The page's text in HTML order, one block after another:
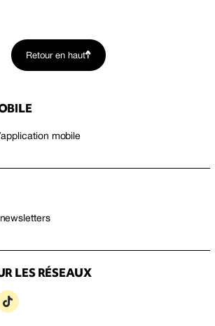
Retour en haut
mobile
LES RÉSEAUX